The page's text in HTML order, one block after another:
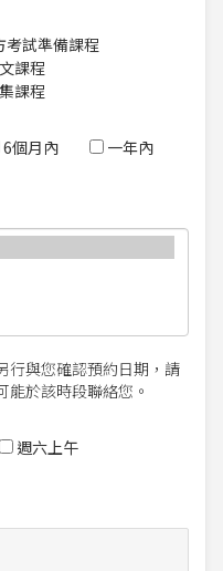
考試準備課程
課程
課程
6個月內
一年內
行與您確認預約日期，請
能於該時段聯絡您。
週六上午